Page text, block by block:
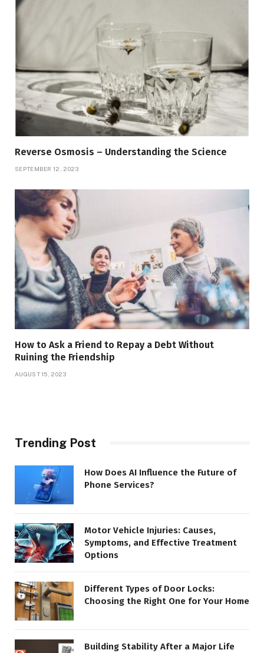
Reverse Osmosis – Understanding the Science
SEPTEMBER 12, 2023
How to Ask a Friend to Repay a Debt Without
Ruining the Friendship
AUGUST 15, 2023
Trending Post
How Does AI Influence the Future of
Phone Services?
Motor Vehicle Injuries: Causes,
Symptoms, and Effective Treatment
Options
Different Types of Door Locks:
Choosing the Right One for Your Home
Building Stability After a Major Life